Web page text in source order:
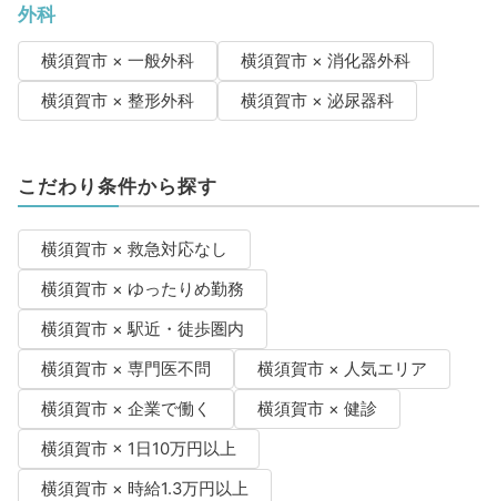
外科
横須賀市 × 一般外科
横須賀市 × 消化器外科
横須賀市 × 整形外科
横須賀市 × 泌尿器科
こだわり条件から探す
横須賀市 × 救急対応なし
横須賀市 × ゆったりめ勤務
横須賀市 × 駅近・徒歩圏内
横須賀市 × 専門医不問
横須賀市 × 人気エリア
横須賀市 × 企業で働く
横須賀市 × 健診
横須賀市 × 1日10万円以上
横須賀市 × 時給1.3万円以上